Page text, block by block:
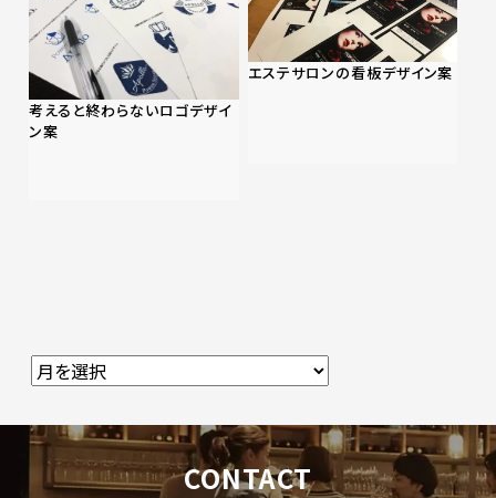
考えると終わらないロゴデザイ
ン案
エステサロンの看板デザイン案
CONTACT